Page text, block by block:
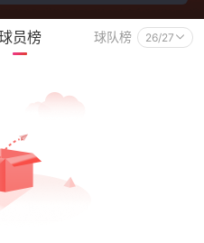
员榜 球队榜 26/27